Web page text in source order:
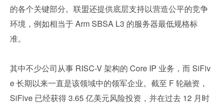
的各个关键部分。联盟还提供底层支持以营造公平的竞争
环境，例如相当于 Arm SBSA L3 的服务器最低规格标
准。
其中不少公司从事 RISC-V 架构的 Core IP 业务，而 SiFiv
e 长期以来一直是该领域中的领军企业。截至 F 轮融资，
SiFive 已经获得 3.65 亿美元风险投资，并在过去 12 月时